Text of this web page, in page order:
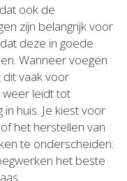
ook de
zijn belangrijk voor
deze in goede
Wanneer voegen
dit vaak voor
leidt tot
huis. Je kiest voor
het herstellen van
te onderscheiden:
het beste